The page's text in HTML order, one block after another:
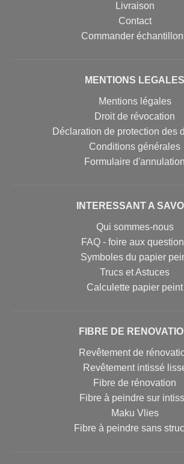
Livraison
Contact
Commander
MENTIONS LEGALES
Mentions légales
Droit de révocation
Déclaration de protection des
Conditions générales
Formulaire d'annulation
INTERESSANT A
Qui sommes-nous
FAQ - foire aux
Symboles du papier
Trucs et Astuces
Calculette papier peint
FIBRE DE
Revêtement de
Revêtement intissé
Fibre de rénovation
Fibre à peindre sur
Maku Vlies
Fibre à peindre sans